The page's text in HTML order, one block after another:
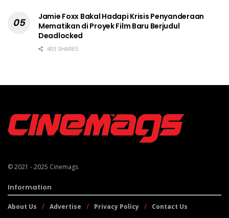
Jamie Foxx Bakal Hadapi Krisis Penyanderaan
Mematikan di Proyek Film Baru Berjudul
Deadlocked
403 SHARES
© 2021 - 2025 Cinemags
Information
About Us Advertise Privacy Policy Contact Us